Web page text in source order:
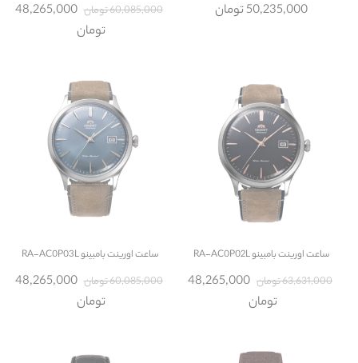
50,235,000 تومان 60,085,000 تومان
48,265,000
تومان
ساعتاورینت بامبینو RA-AC0P02L
63,631,000 تومان
48,265,000
تومان
ساعتاورینت بامبینو RA-AC0P03L
60,085,000 تومان
48,265,000
تومان